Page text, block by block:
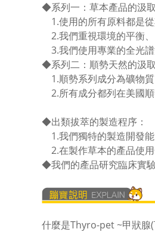
◆系列一：草本產品的汲取
1.使用的所有原料都是
2.我們重視環境的平衡、
3.我們使用專業的全光
◆系列二： 順勢天然的汲取
1.順勢系列成分為礦物
2.所有成分都列在美國
◆出類拔萃的製造程序：
1.我們獨特的製造開發
2.在製作草本的產品使
◆我們的產品研究臨床實
什麼是Thyro-pet ~甲狀腺